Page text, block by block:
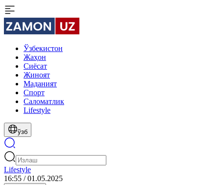
Ўзбекистон
Жаҳон
Сиёсат
Жиноят
Маданият
Спорт
Cаломатлик
Lifestyle
ўзб
Lifestyle
16:55 / 01.05.2025